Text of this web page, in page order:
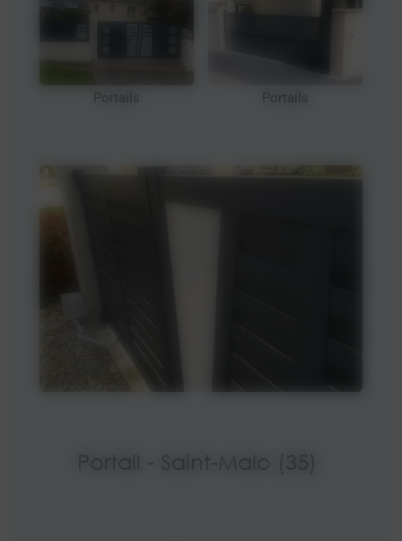
Portails Portails
Portail - Saint-Malo (35)